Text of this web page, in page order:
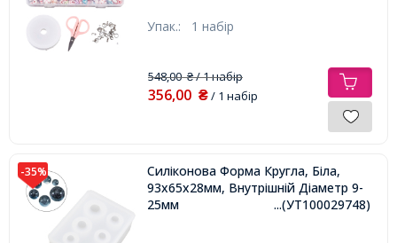
Упак.: 1 набір
548,00₴/ 1 набір
356,00 ₴/ 1 набір
-35%
Силіконова Форма Кругла, Біла,
93х65х28мм, Внутрішній Діаметр 9-
25мм
...(УТ100029748)